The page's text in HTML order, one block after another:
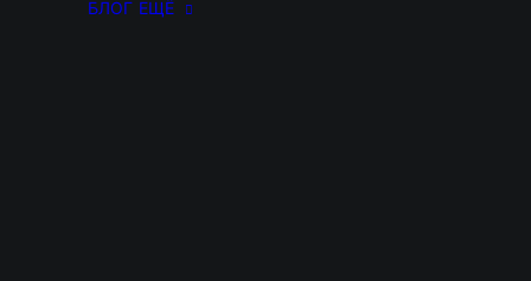
БЛОГ ЕЩЁ